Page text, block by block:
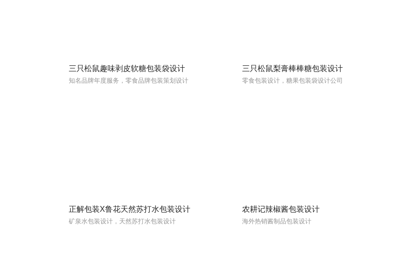
三只松鼠趣味剥皮软糖包装袋设计
知名品牌年度服务，零食品牌包装策划设计
三只松鼠梨膏棒棒糖包装设计
零食包装设计，糖果包装袋设计公司
正解包装X鲁花天然苏打水包装设计
矿泉水包装设计，天然苏打水包装设计
农耕记辣椒酱包装设计
海外热销酱制品包装设计